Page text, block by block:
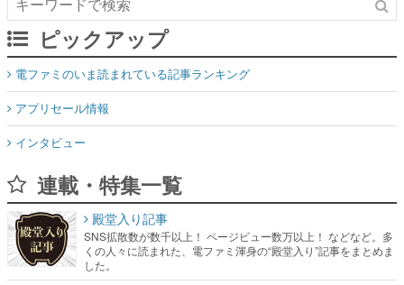
ピックアップ
電ファミのいま読まれている記事ランキング
アプリセール情報
インタビュー
連載・特集一覧
殿堂入り記事
SNS拡散数が数千以上！ ページビュー数万以上！ などなど。多
くの人々に読まれた、電ファミ渾身の“殿堂入り”記事をまとめま
した。